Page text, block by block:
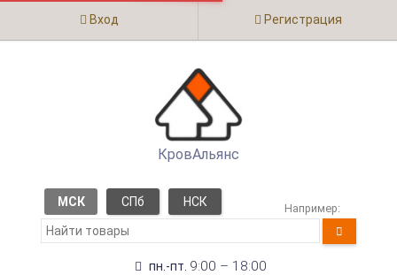
Вход Регистрация
КровАльянс
МСК СПб НСК Например:
пн.-пт. 9:00 – 18:00